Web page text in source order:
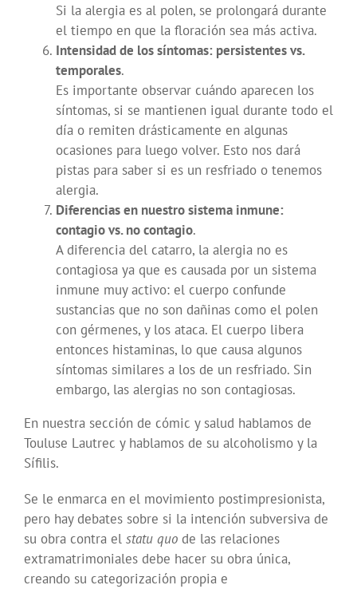
Si la alergia es al polen, se prolongará durante
el tiempo en que la floración sea más activa.
Intensidad de los síntomas: persistentes vs.
temporales.
Es importante observar cuándo aparecen los
síntomas, si se mantienen igual durante todo el
día o remiten drásticamente en algunas
ocasiones para luego volver. Esto nos dará
pistas para saber si es un resfriado o tenemos
alergia.
Diferencias en nuestro sistema inmune:
contagio vs. no contagio.
A diferencia del catarro, la alergia no es
contagiosa ya que es causada por un sistema
inmune muy activo: el cuerpo confunde
sustancias que no son dañinas como el polen
con gérmenes, y los ataca. El cuerpo libera
entonces histaminas, lo que causa algunos
síntomas similares a los de un resfriado. Sin
embargo, las alergias no son contagiosas.
En nuestra sección de cómic y salud hablamos de
Touluse Lautrec y hablamos de su alcoholismo y la
Sífilis.
Se le enmarca en el movimiento postimpresionista,
pero hay debates sobre si la intención subversiva de
su obra contra el statu quo de las relaciones
extramatrimoniales debe hacer su obra única,
creando su categorización propia e